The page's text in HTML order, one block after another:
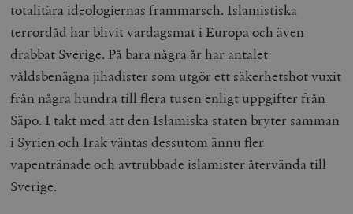
totalitära ideologiernas frammarsch. Islamistiska
terrordåd har blivit vardagsmat i Europa och även
drabbat Sverige. På bara några år har antalet
våldsbenägna jihadister som utgör ett säkerhetshot vuxit
från några hundra till flera tusen enligt uppgifter från
Säpo. I takt med att den Islamiska staten bryter samman
i Syrien och Irak väntas dessutom ännu fler
vapentränade och avtrubbade islamister återvända till
Sverige.